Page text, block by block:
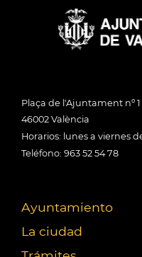
Plaça de l'Ajuntament nº 1
46002 València
Horarios: lunes a viernes
Teléfono: 963 52 54 78
Ayuntamiento
La ciudad